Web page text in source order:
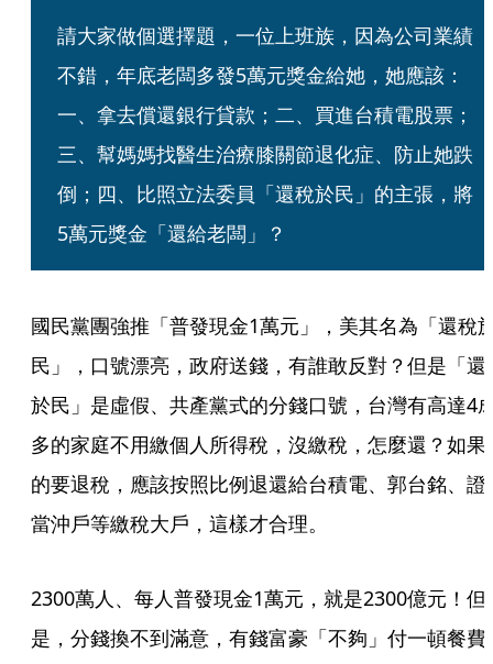
請大家做個選擇題，一位上班族，因為公司業績
不錯，年底老闆多發5萬元獎金給她，她應該：
一、拿去償還銀行貸款；二、買進台積電股票；
三、幫媽媽找醫生治療膝關節退化症、防止她跌
倒；四、比照立法委員「還稅於民」的主張，將
5萬元獎金「還給老闆」？
國民黨團強推「普發現金1萬元」，美其名為「還稅
民」，口號漂亮，政府送錢，有誰敢反對？但是「還
於民」是虛假、共產黨式的分錢口號，台灣有高達4
多的家庭不用繳個人所得稅，沒繳稅，怎麼還？如果
的要退稅，應該按照比例退還給台積電、郭台銘、證
當沖戶等繳稅大戶，這樣才合理。
2300萬人、每人普發現金1萬元，就是2300億元！但
是，分錢換不到滿意，有錢富豪「不夠」付一頓餐費